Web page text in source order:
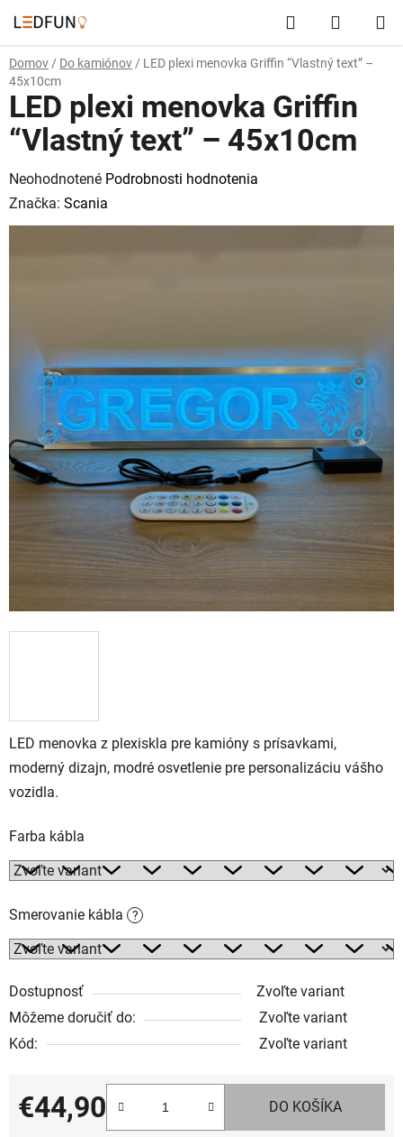
na
obsah
Hľadať
KOŠÍK
Domov / Do kamiónov / LED plexi menovka Griffin “Vlastný text” –
45x10cm
LED menovka z plexiskla pre kamióny s prísavkami,
moderný dizajn, modré osvetlenie pre personalizáciu vášho
vozidla.
Farba kábla
Smerovanie kábla ?
Dostupnosť
Zvoľte variant
Môžeme doručiť do:
Zvoľte variant
Kód:
Zvoľte variant
€44,90 DO KOŠÍKA
LED plexi menovka Griffin
“Vlastný text” – 45x10cm
Priemerné
hodnotenie
produktu
hviezdičiek.
Neohodnotené Podrobnosti hodnotenia
Značka: Scania